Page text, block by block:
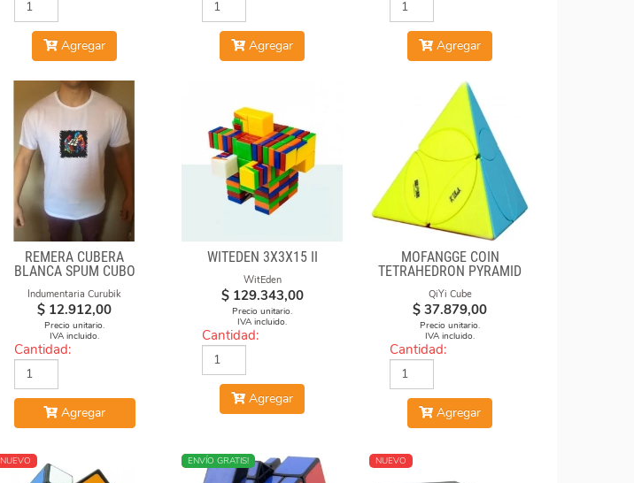
Agregar Agregar Agregar
REMERA CUBERA
BLANCA SPUM CUBO
Indumentaria Curubik
$ 12.912,00
Precio unitario.
IVA incluido.
Cantidad:
Agregar
WITEDEN 3X3X15 II
WitEden
$ 129.343,00
Precio unitario.
IVA incluido.
Cantidad:
Agregar
MOFANGGE COIN
TETRAHEDRON PYRAMID
STICKERLESS
QiYi Cube
$ 37.879,00
Precio unitario.
IVA incluido.
Cantidad:
Agregar
NUEVO NUEVO
ENVÍO GRATIS! NUEVO